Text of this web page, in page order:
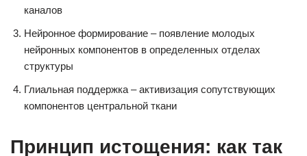
каналов
Нейронное формирование – появление молодых
нейронных компонентов в определенных отделах
структуры
Глиальная поддержка – активизация сопутствующих
компонентов центральной ткани
Принцип истощения: как так